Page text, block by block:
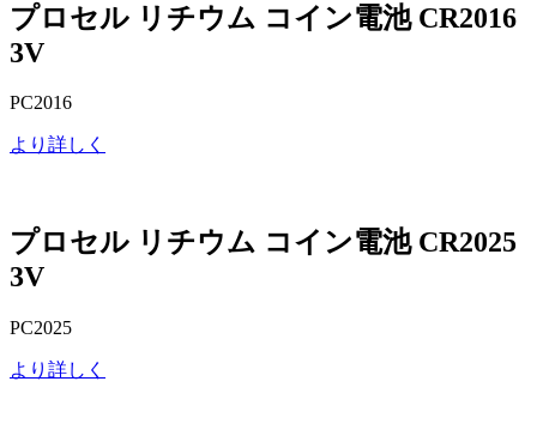
プロセル リチウム コイン電池 CR2016
3V
PC2016
より詳しく
プロセル リチウム コイン電池 CR2025
3V
PC2025
より詳しく